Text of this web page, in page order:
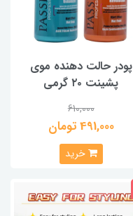
پودر حالت دهنده موی
پشینت ۲۰ گرمی
610,000
491,000 تومان
خرید